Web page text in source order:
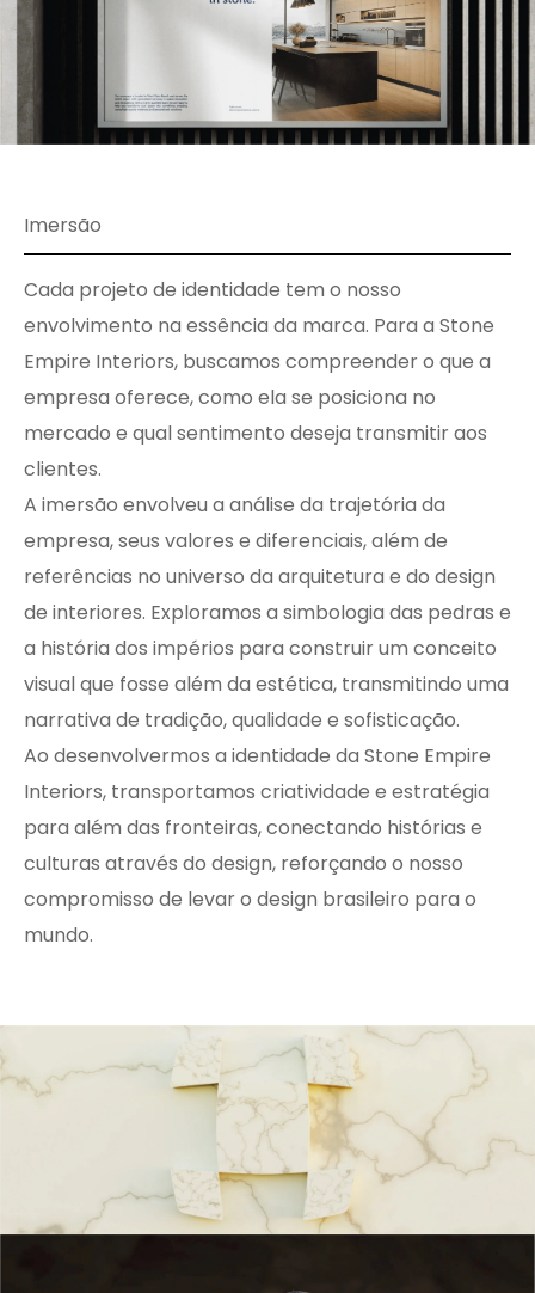
Imersão
Cada projeto de identidade tem o nosso
envolvimento na essência da marca. Para a Stone
Empire Interiors, buscamos compreender o que a
empresa oferece, como ela se posiciona no
mercado e qual sentimento deseja transmitir aos
clientes.
A imersão envolveu a análise da trajetória da
empresa, seus valores e diferenciais, além de
referências no universo da arquitetura e do design
de interiores. Exploramos a simbologia das pedras e
a história dos impérios para construir um conceito
visual que fosse além da estética, transmitindo uma
narrativa de tradição, qualidade e sofisticação.
Ao desenvolvermos a identidade da Stone Empire
Interiors, transportamos criatividade e estratégia
para além das fronteiras, conectando histórias e
culturas através do design, reforçando o nosso
compromisso de levar o design brasileiro para o
mundo.